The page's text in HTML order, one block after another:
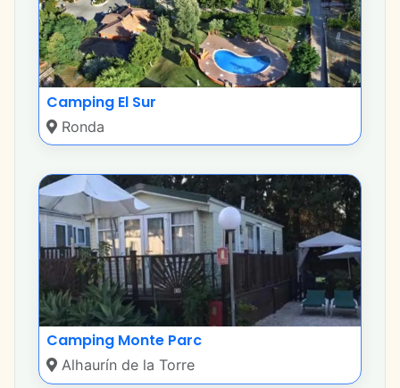
Camping El Sur
Ronda
Camping Monte Parc
Alhaurín de la Torre